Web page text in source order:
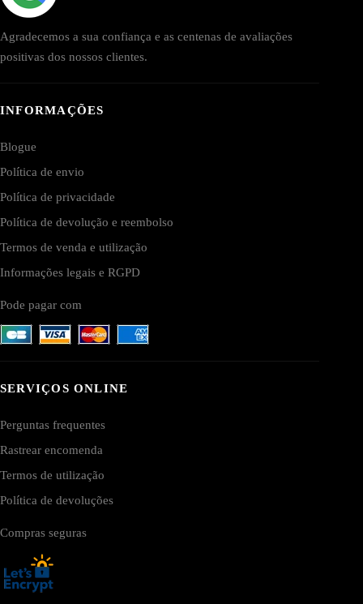
Agradecemos a sua confiança e as centenas de avaliações
positivas dos nossos clientes.
INFORMAÇÕES
Blogue
Política de envio
Política de privacidade
Política de devolução e reembolso
Termos de venda e utilização
Informações legais e RGPD
Pode pagar com
SERVIÇOS ONLINE
Perguntas frequentes
Rastrear encomenda
Termos de utilização
Política de devoluções
Compras seguras